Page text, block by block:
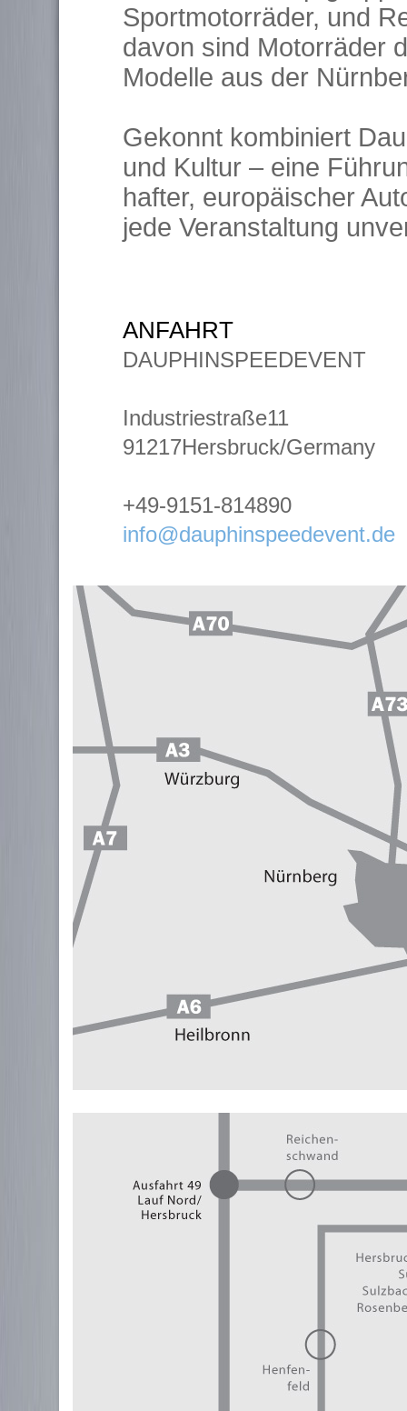
Sportmotorräder, und
davon sind Motorräder
Modelle aus der
Gekonnt kombiniert
und Kultur – eine
hafter, europäischer
jede Veranstaltung
ANFAHRT
DAUPHINSPEEDEVENT
Industriestraße11
91217Hersbruck/Germany
+49-9151-814890
info@dauphinspeedevent.de